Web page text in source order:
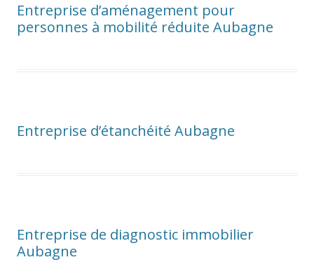
Entreprise d’aménagement pour
personnes à mobilité réduite Aubagne
Entreprise d’étanchéité Aubagne
Entreprise de diagnostic immobilier
Aubagne